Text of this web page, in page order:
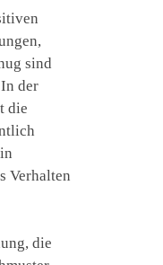
sind
der
die
Verhalten
die